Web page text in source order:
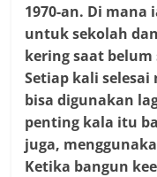
1970-an. Di mana
untuk sekolah
kering saat
Setiap kali
bisa digunakan
penting kala itu
juga,
Ketika bangun